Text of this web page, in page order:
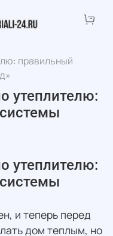
правильный
утеплителю:
утеплителю:
и теперь перед
дом теплым, но